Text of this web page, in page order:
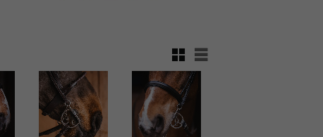
Rutnätsvy
Listvy